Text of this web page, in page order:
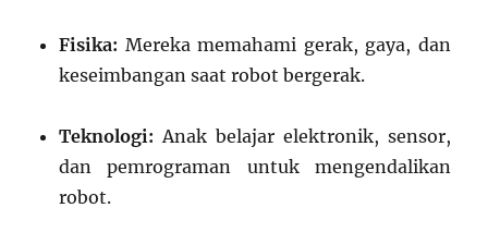
Fisika: Mereka memahami gerak, gaya, dan
keseimbangan saat robot bergerak.
Teknologi: Anak belajar elektronik, sensor,
dan pemrograman untuk mengendalikan
robot.